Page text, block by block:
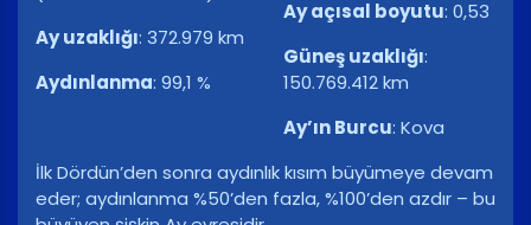
Ay uzaklığı: 372.979 km
Aydınlanma: 99,1 %
Ay açısal boyutu: 0,53
Güneş uzaklığı:
150.769.412 km
Ay’ın Burcu: Kova
İlk Dördün’den sonra aydınlık kısım büyümeye devam
eder; aydınlanma %50’den fazla, %100’den azdır – bu